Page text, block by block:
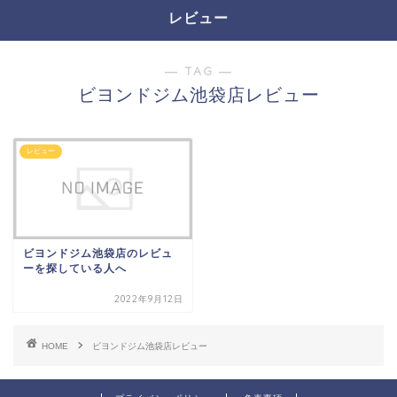
レビュー
― TAG ―
ビヨンドジム池袋店レビュー
レビュー
ビヨンドジム池袋店のレビュ
ーを探している人へ
2022年9月12日
HOME ビヨンドジム池袋店レビュー